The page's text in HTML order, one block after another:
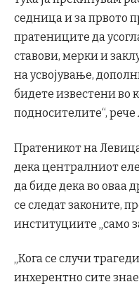
седница и за првото
пратениците да
ставови, мерки и
на усвојување,
бидете известени во
подносителите“, рече
Пратеникот на
дека централниот
да биде дека во оваа
се следат законите,
институциите „само
„Кога се случи
инхерентно сите